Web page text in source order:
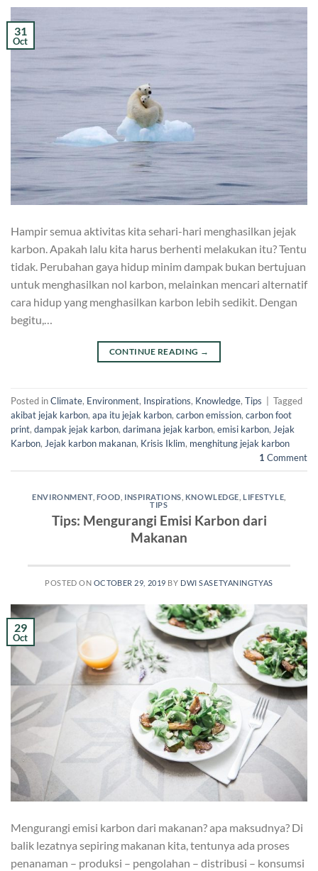
31
Oct
Hampir semua aktivitas kita sehari-hari menghasilkan jejak
karbon. Apakah lalu kita harus berhenti melakukan itu? Tentu
tidak. Perubahan gaya hidup minim dampak bukan bertujuan
untuk menghasilkan nol karbon, melainkan mencari alternatif
cara hidup yang menghasilkan karbon lebih sedikit. Dengan
begitu,…
CONTINUE READING →
Posted inClimate, Environment, Inspirations, Knowledge, Tips
Tagged
akibat jejak karbon, apa itu jejak karbon, carbon emission, carbon foot
print, dampak jejak karbon, darimana jejak karbon, emisi karbon, Jejak
Karbon, Jejak karbon makanan, Krisis Iklim, menghitung jejak karbon
1 Comment
ENVIRONMENT, FOOD INSPIRATIONS KNOWLEDGE ,LIFESTYLE
TIPS
Tips: Mengurangi Emisi Karbon dari
Makanan
POSTED ON OCTOBER 29, 2019 BY DWI SASETYANINGTYAS
29
Oct
Mengurangi emisi karbon dari makanan? apa maksudnya? Di
balik lezatnya sepiring makanan kita, tentunya ada proses
penanaman – produksi – pengolahan – distribusi – konsumsi